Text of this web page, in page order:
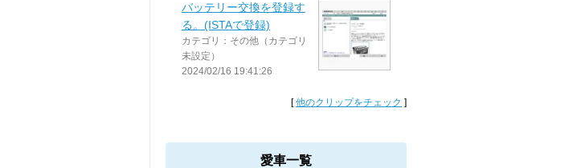
バッテリー交換を登録す
る。(ISTAで登録)
カテゴリ：その他（カテゴリ
未設定）
2024/02/16 19:41:26
[他のクリップをチェック ]
愛車一覧